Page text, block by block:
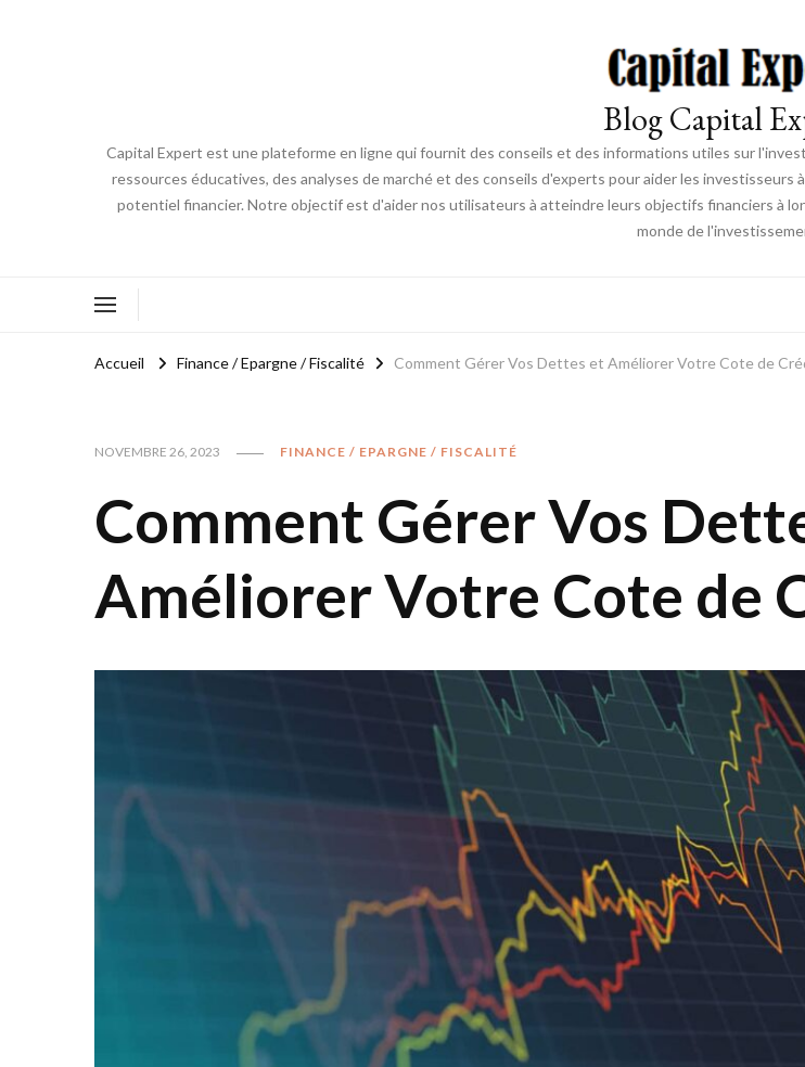
Blog Capital
Capital Expert est une plateforme en ligne qui fournit des conseils et des informations utiles sur
ressources éducatives, des analyses de marché et des conseils d'experts pour aider les
potentiel financier. Notre objectif est d'aider nos utilisateurs à atteindre leurs objectifs financiers à
monde de
Accueil Finance / Epargne / Fiscalité Comment Gérer Vos Dettes et Améliorer Votre Cote de
NOVEMBRE 26, 2023 FINANCE / EPARGNE / FISCALITÉ
Comment Gérer Vos
Améliorer Votre Cote de